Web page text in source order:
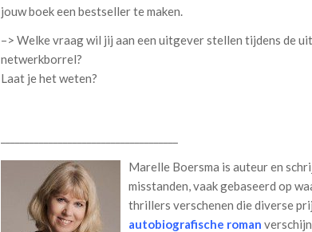
jouw boek een bestseller te maken.
–> Welke vraag wil jij aan een uitgever stellen tijdens de
netwerkborrel?
Laat je het weten?
Marelle Boersma is auteur en
misstanden, vaak gebaseerd op
thrillers verschenen die diverse
autobiografische roman